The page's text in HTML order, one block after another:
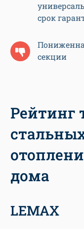
срок
секции
Рейтинг
дома
LEMAX